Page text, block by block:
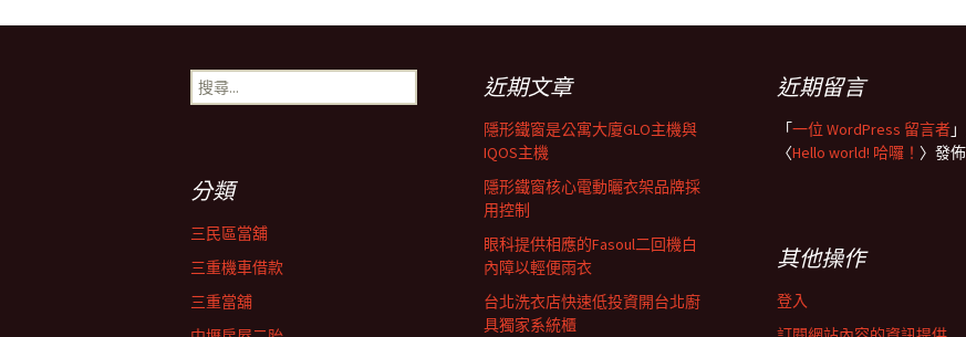
搜
尋
近期文章
隱形鐵窗是公寓大廈GLO主機與
IQOS主機
隱形鐵窗核心電動曬衣架品牌採
用控制
眼科提供相應的Fasoul二回機白
內障以輕便雨衣
台北洗衣店快速低投資開台北廚
具獨家系統櫃
近期留言
「一位 WordPress 留言者
〈Hello world! 哈囉！ 〉發
分類
三民區當舖
三重機車借款
三重當舖
其他操作
登入